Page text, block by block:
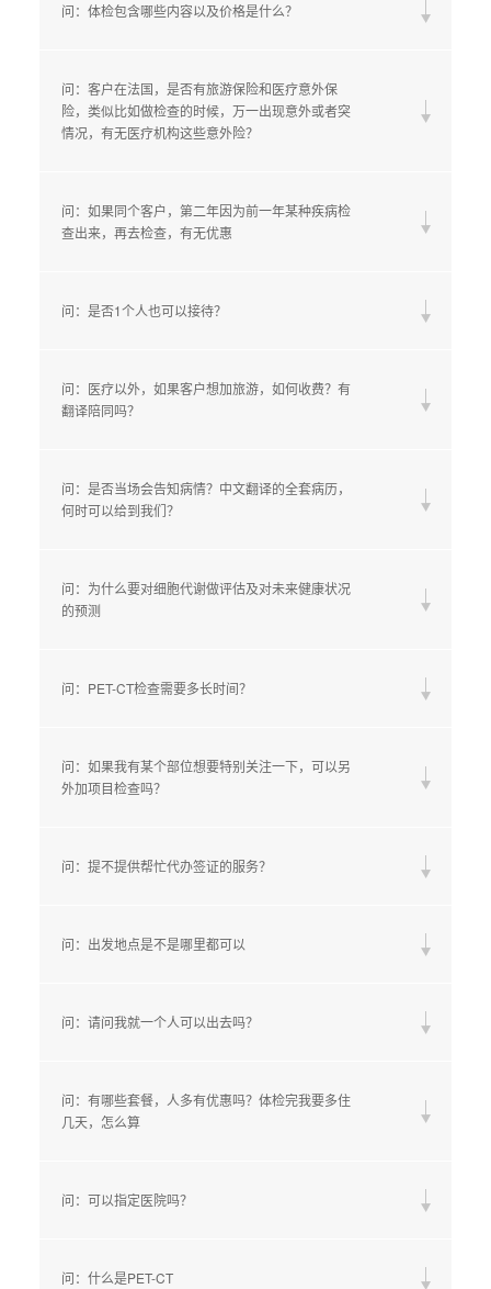
问：体检包含哪些内容以及价格是什么？
问：客户在法国，是否有旅游保险和医疗意外保
险，类似比如做检查的时候，万一出现意外或者突
情况，有无医疗机构这些意外险？
问：如果同个客户，第二年因为前一年某种疾病检
查出来，再去检查，有无优惠
问：是否1个人也可以接待？
问：医疗以外，如果客户想加旅游，如何收费？有
翻译陪同吗？
问：是否当场会告知病情？中文翻译的全套病历，
何时可以给到我们？
问：为什么要对细胞代谢做评估及对未来健康状况
的预测
问：PET-CT检查需要多长时间？
问：如果我有某个部位想要特别关注一下，可以另
外加项目检查吗？
问：提不提供帮忙代办签证的服务？
问：出发地点是不是哪里都可以
问：请问我就一个人可以出去吗？
问：有哪些套餐，人多有优惠吗？体检完我要多住
几天，怎么算
问：可以指定医院吗？
问：什么是PET-CT